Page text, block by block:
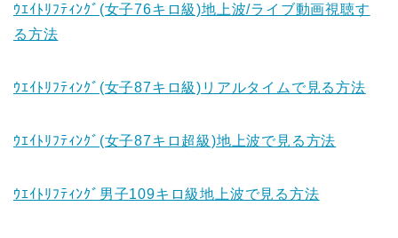
ｳｴｲﾄﾘﾌﾃｨﾝｸﾞ(女子76キロ級)地上波/ライブ動画視聴す
る方法
ｳｴｲﾄﾘﾌﾃｨﾝｸﾞ(女子87キロ級)リアルタイムで見る方法
ｳｴｲﾄﾘﾌﾃｨﾝｸﾞ(女子87キロ超級)地上波で見る方法
ｳｴｲﾄﾘﾌﾃｨﾝｸﾞ男子109キロ級地上波で見る方法